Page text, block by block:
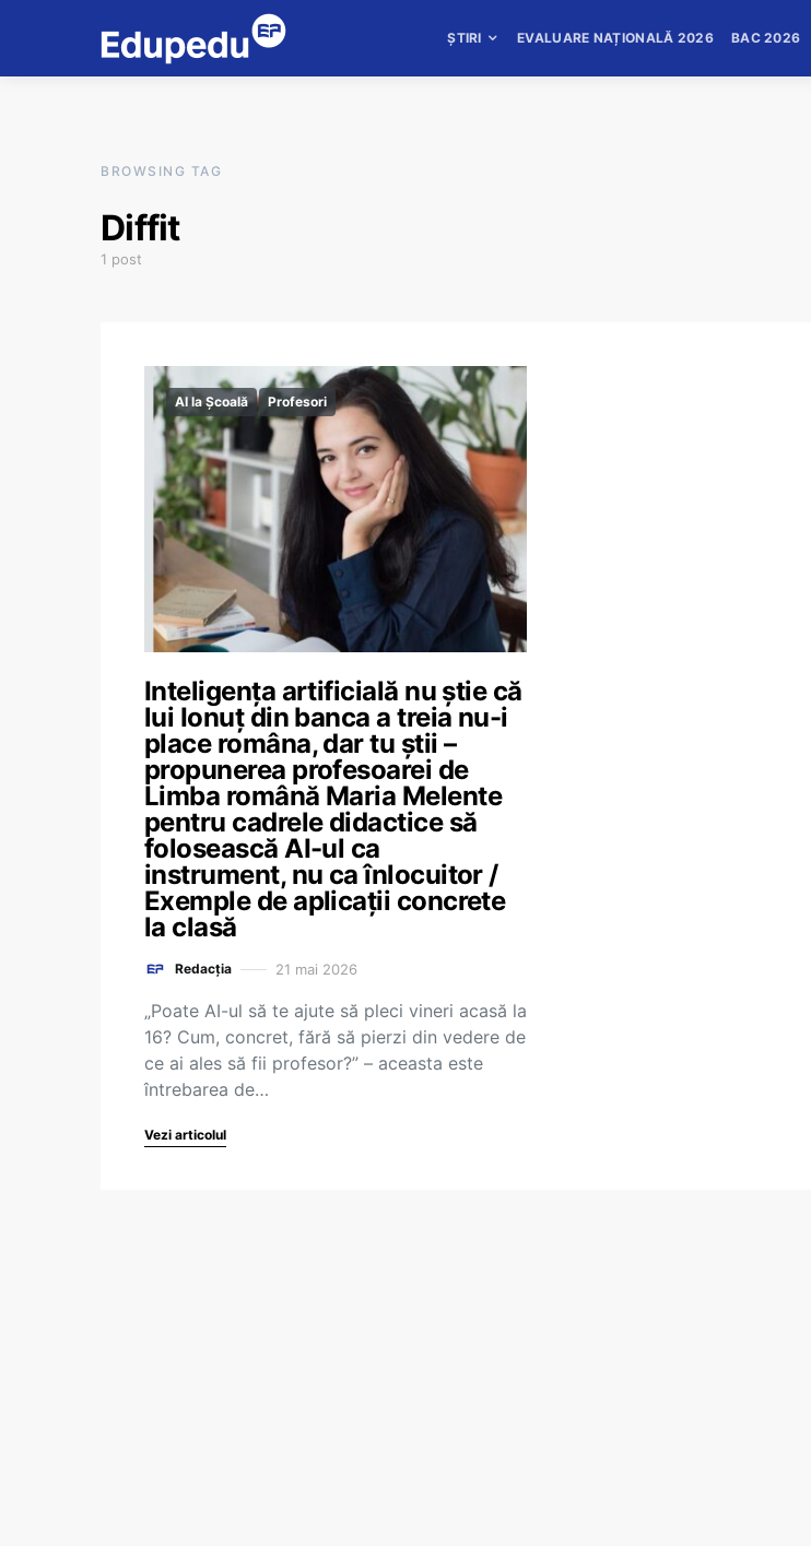
ȘTIRI EVALUARE NAȚIONALĂ 2026 BAC 2026
BROWSING TAG
Diffit
1 post
AI la Școală Profesori
Inteligența artificială nu știe că
lui Ionuț din banca a treia nu-i
place româna, dar tu știi –
propunerea profesoarei de
Limba română Maria Melente
pentru cadrele didactice să
folosească AI-ul ca
instrument, nu ca înlocuitor /
Exemple de aplicații concrete
la clasă
Redacția 21 mai 2026
„Poate AI-ul să te ajute să pleci vineri acasă la
16? Cum, concret, fără să pierzi din vedere de
ce ai ales să fii profesor?” – aceasta este
întrebarea de…
Vezi articolul